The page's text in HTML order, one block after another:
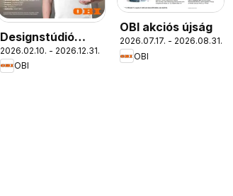
Designstúdió
magazin
2026.02.10. - 2026.12.31.
OBI
OBI akciós újság
2026.07.17. - 2026.08.31.
OBI